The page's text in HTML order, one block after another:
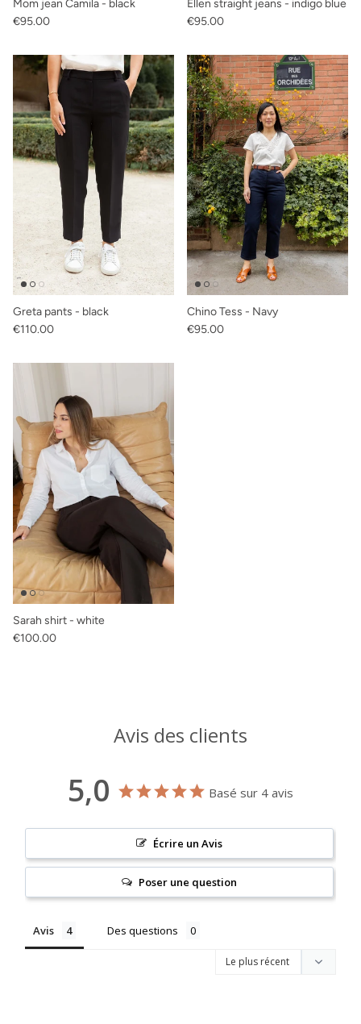
Mom jean Camila - black
Regular price
€95.00
Ellen straight jeans - indigo blue
Regular price
€95.00
Greta pants - black
Regular price
€110.00
Chino Tess - Navy
Regular price
€95.00
Sarah shirt - white
Regular price
€100.00
Avis des clients
5,0 Basé sur 4 avis
Écrire un Avis
Poser une question
Avis Des questions